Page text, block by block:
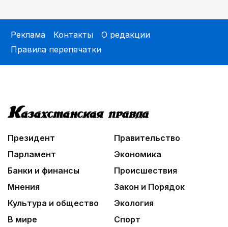
Реклама Контакты
О редакции
Правила перепечатки
Президент
Правительство
Парламент
Экономика
Банки и финансы
Происшествия
Мнения
Закон и Порядок
Культура и общество
Экология
В мире
Спорт